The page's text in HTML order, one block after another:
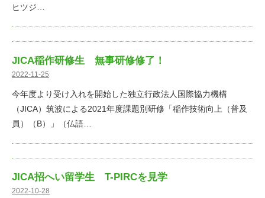
ヒツジ…
JICA稲作研修生 無事研修修了！
2022-11-25
今年度より受け入れを開始した独立行政法人国際協力機構
（JICA）筑波による2021年度課題別研修「稲作技術向上（普及
員）（B）」（仏語…
JICA招へい留学生 T-PIRCを見学
2022-10-28